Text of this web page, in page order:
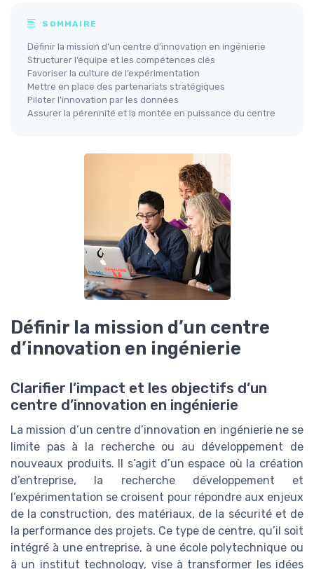
SOMMAIRE
Définir la mission d’un centre d’innovation en ingénierie
Structurer l’équipe et les compétences clés
Favoriser la culture de l’expérimentation
Mettre en place des partenariats stratégiques
Piloter l’innovation par les données
Assurer la pérennité et la montée en puissance du centre
Définir la mission d’un centre
d’innovation en ingénierie
Clarifier l’impact et les objectifs d’un
centre d’innovation en ingénierie
La mission d’un centre d’innovation en ingénierie ne se
limite pas à la recherche ou au développement de
nouveaux produits. Il s’agit d’un espace où la création
d’entreprise, la recherche développement et
l’expérimentation se croisent pour répondre aux enjeux
de la construction, des matériaux, de la sécurité et de
la performance des projets. Ce type de centre, qu’il soit
intégré à une entreprise, à une école polytechnique ou
à un institut technology, vise à transformer les idées